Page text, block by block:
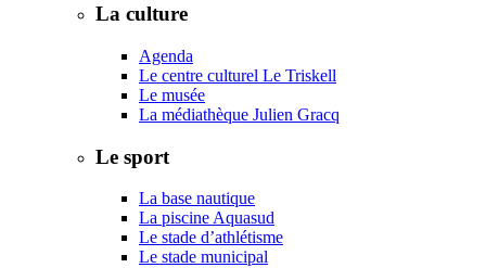
La culture
Agenda
Le centre culturel Le Triskell
Le musée
La médiathèque Julien Gracq
Le sport
La base nautique
La piscine Aquasud
Le stade d’athlétisme
Le stade municipal